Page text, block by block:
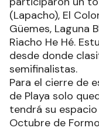
(Lapacho), El
Güemes, Laguna
Riacho He Hé.
desde donde
semifinalistas.
Para el cierre de
de Playa solo
tendrá su
Octubre de